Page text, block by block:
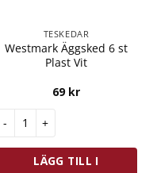
TESKEDAR
Westmark Äggsked 6 st
Plast Vit
69 kr
Westmark Äggsked 6 st Plast
LÄGG TILL I